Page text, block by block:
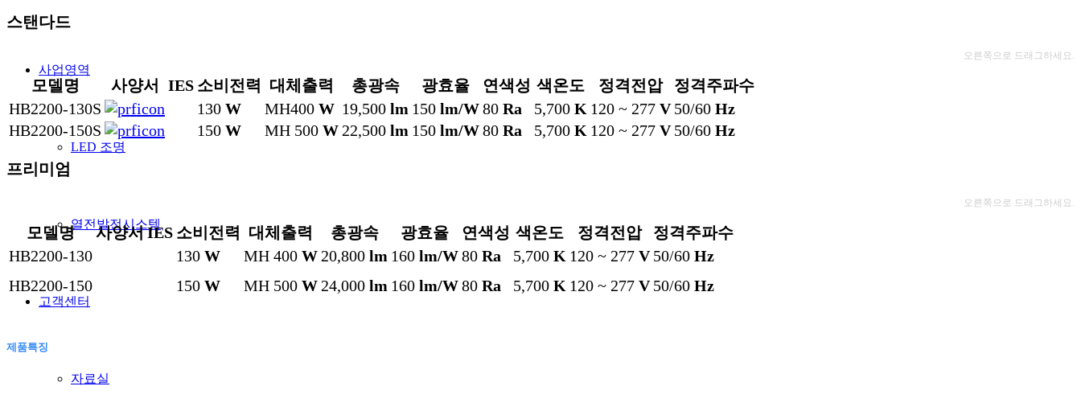
사업영역
LED 조명
열전발전시스템
고객센터
자료실
스탠다드
오른쪽으로 드래그하세요.
모델명 사양서 IES 소비전력 대체출력 총광속 광효율 연색성 색온도 정격전압
정격주파수
HB2200-130S
130 W MH400 W 19,500 lm 150 lm/W80 Ra 5,700 K 120 ~ 277 V 50/60 Hz
HB2200-150S
150 W MH 500 W 22,500 lm 150 lm/W80 Ra 5,700 K 120 ~ 277 V 50/60 Hz
프리미엄
오른쪽으로 드래그하세요.
모델명 사양서IES 소비전력 대체출력 총광속 광효율 연색성 색온도 정격전압
정격주파수
HB2200-130
130 W MH 400 W 20,800 lm 160 lm/W80 Ra 5,700 K 120 ~ 277 V 50/60 Hz
HB2200-150
150 W MH 500 W 24,000 lm 160 lm/W80 Ra 5,700 K 120 ~ 277 V 50/60 Hz
제품특징